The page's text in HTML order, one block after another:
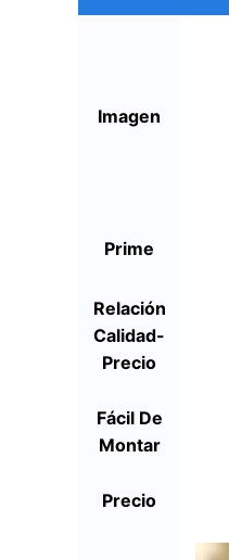
Imagen
Prime
Relación
Calidad-
Precio
Fácil De
Montar
Precio